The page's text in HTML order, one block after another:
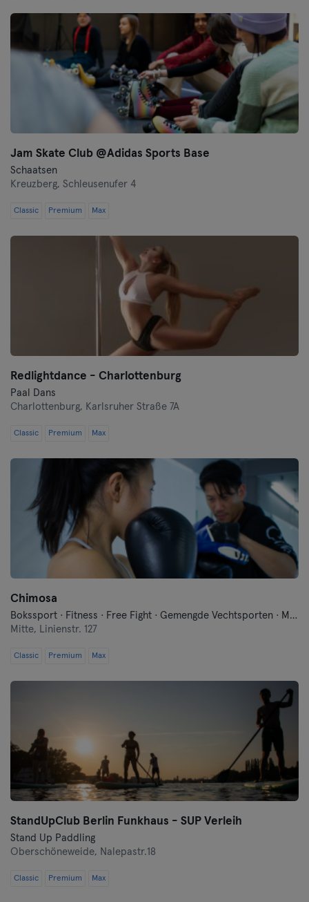
Jam Skate Club @Adidas Sports Base
Schaatsen
Kreuzberg, Schleusenufer 4
Classic Premium Max
Redlightdance - Charlottenburg
Paal Dans
Charlottenburg, Karlsruher Straße 7A
Classic Premium Max
Chimosa
Bokssport · Fitness · Free Fight · Gemengde Vechtsporten · Moderne Zelfverdediging · Qi Gong en Tai Chi · Traditionele Aziatische Vechtsporten
Mitte, Linienstr. 127
Classic Premium Max
StandUpClub Berlin Funkhaus - SUP Verleih
Stand Up Paddling
Oberschöneweide, Nalepastr.18
Classic Premium Max